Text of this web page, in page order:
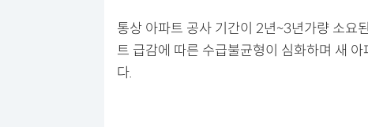
통상 아파트 공사 기간이 2년~3년가량 소요
트 급감에 따른 수급불균형이 심화하며 새
다.